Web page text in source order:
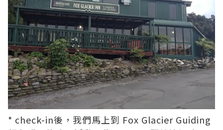
* check-in後，我們馬上到 Fox Glacier Guiding